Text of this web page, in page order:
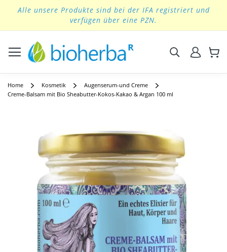
to
Alle unsere Produkte sind bei der IFA registriert und
verfügen über eine PZN.
Suchen
Home Kosmetik
Augenserum-und Creme
Creme-Balsam mit Bio Sheabutter-Kokos-Kakao & Argan 100 ml